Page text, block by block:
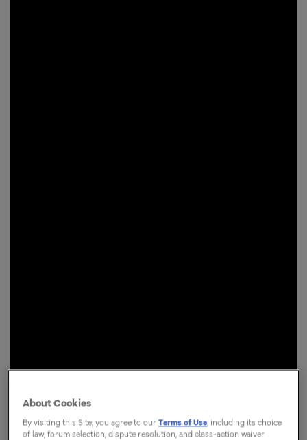
About Cookies
By visiting this Site, you agree to ourTerms of Use, including its choice
of law, forum selection, dispute resolution, and class-action waiver